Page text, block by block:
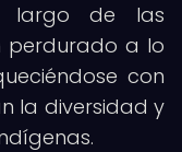
largo de las
perdurado a lo
con
la diversidad y